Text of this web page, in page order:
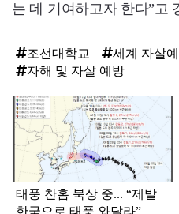
는 데 기여하고자 한다”고
조선대학교
세계 자살
자해 및 자살 예방
탑
라
인
태풍 찬홈 북상 중... “제발
한국으로 태풍 와달라” 말